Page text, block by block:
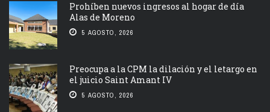
Prohíben nuevos ingresos al hogar de día
Alas de Moreno
5 AGOSTO, 2026
Preocupa a la CPM la dilación y el letargo en
el juicio Saint Amant IV
5 AGOSTO, 2026